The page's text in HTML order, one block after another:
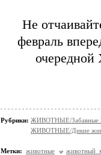
Не
февраль
Рубрики: ЖИВОТНЫЕ/Забавные
ЖИВОТНЫЕ/Дикие
Метки: животные
животный